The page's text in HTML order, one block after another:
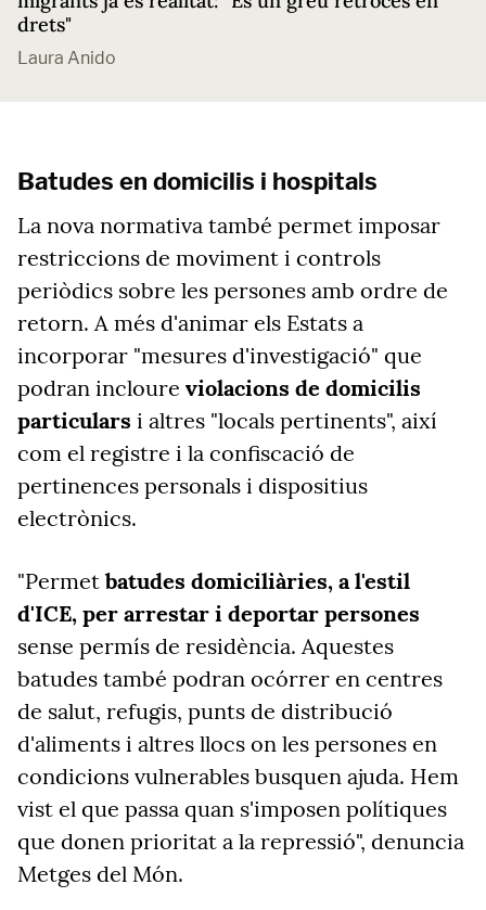
drets"
Laura Anido
Batudes en domicilis i hospitals
La nova normativa també permet imposar
restriccions de moviment i controls
periòdics sobre les persones amb ordre de
retorn. A més d'animar els Estats a
incorporar "mesures d'investigació" que
podran incloure violacions de domicilis
particulars i altres "locals pertinents", així
com el registre i la confiscació de
pertinences personals i dispositius
electrònics.
"Permet batudes domiciliàries, a l'estil
d'ICE, per arrestar i deportar persones
sense permís de residència. Aquestes
batudes també podran ocórrer en centres
de salut, refugis, punts de distribució
d'aliments i altres llocs on les persones en
condicions vulnerables busquen ajuda. Hem
vist el que passa quan s'imposen polítiques
que donen prioritat a la repressió", denuncia
Metges del Món.